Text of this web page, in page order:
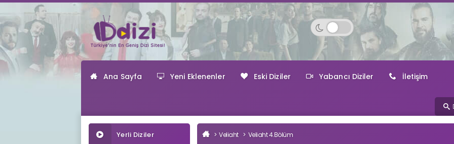
Ana Sayfa Yeni Eklenenler Eski Diziler Yabancı Diziler İletişim
Yerli Diziler Veliaht Veliaht 4.Bölüm